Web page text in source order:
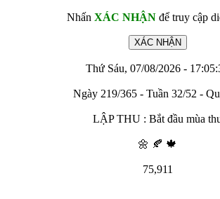
Nhấn XÁC NHẬNđể truy cập
Thứ Sáu, 07/08/2026 -
Ngày 219/365 - Tuần 32/52 -
LẬP THU : Bắt đầu mùa
🌼 🍂 🍁
75,911